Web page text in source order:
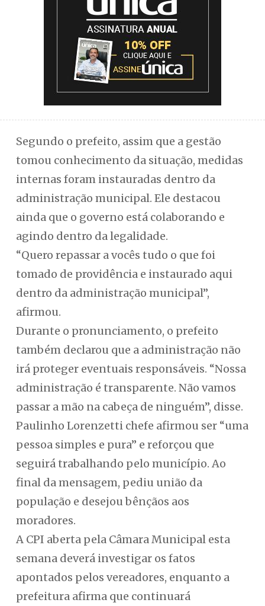
Segundo o prefeito, assim que a gestão
tomou conhecimento da situação, medidas
internas foram instauradas dentro da
administração municipal. Ele destacou
ainda que o governo está colaborando e
agindo dentro da legalidade.
“Quero repassar a vocês tudo o que foi
tomado de providência e instaurado aqui
dentro da administração municipal”,
afirmou.
Durante o pronunciamento, o prefeito
também declarou que a administração não
irá proteger eventuais responsáveis. “Nossa
administração é transparente. Não vamos
passar a mão na cabeça de ninguém”, disse.
Paulinho Lorenzetti chefe afirmou ser “uma
pessoa simples e pura” e reforçou que
seguirá trabalhando pelo município. Ao
final da mensagem, pediu união da
população e desejou bênçãos aos
moradores.
A CPI aberta pela Câmara Municipal esta
semana deverá investigar os fatos
apontados pelos vereadores, enquanto a
prefeitura afirma que continuará